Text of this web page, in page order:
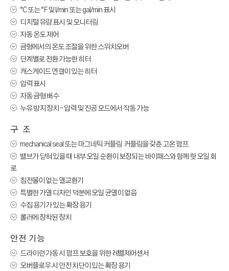
 °C 또는 °F 및 l/min 또는 gal/min 표시
 디지털 유량 표시 및 모니터링
 자동 온도 제어
 금형에서의 온도 조절을 위한 스위치오버
 단계별로 전환 가능한 히터
 캐스케이드 연결이 있는 히터
 압력 표시
 자동 금형 배수
 누유 방지 장치 – 압력 및 진공 모드에서 작동 가능
구 조
 mechanical seal 또는 마그네틱 커플링 커플링을 갖춘 고온 펌프
 밸브가 닫혀 있을 때 내부 오일 순환이 보장되는 바이패스와 함께 핫 오일 회
로
 침전물이 없는 열교환기
 특별한 가열 디자인 덕분에 오일 균열이 없음
 수집 용기가 있는 확장 용기
 롤러에 장착된 장치
안전 기능
 드라이런 가동 시 펌프 보호을 위한 레벨제어센서
 오버플로우 시 안전 차단이 있는 확장 용기